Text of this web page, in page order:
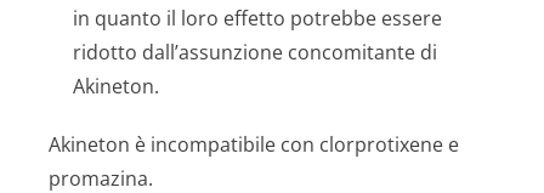
in quanto il loro effetto potrebbe essere
ridotto dall’assunzione concomitante di
Akineton.
Akineton è incompatibile con clorprotixene e
promazina.